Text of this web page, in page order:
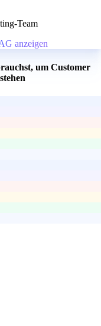
Team
anzeigen
um Customer